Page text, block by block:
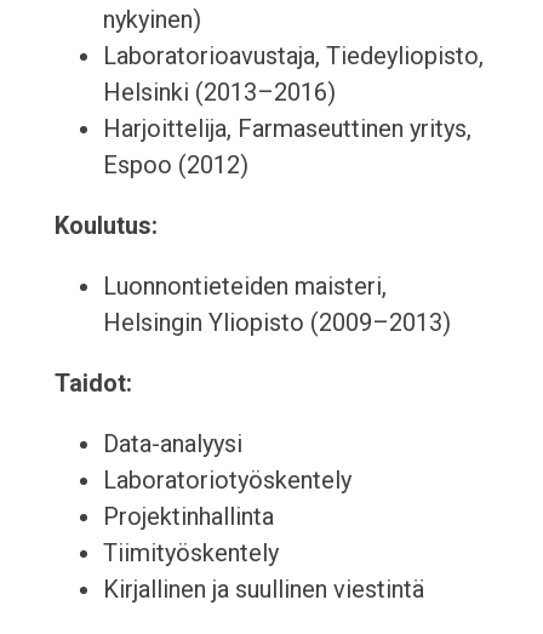
nykyinen)
Laboratorioavustaja, Tiedeyliopisto,
Helsinki (2013–2016)
Harjoittelija, Farmaseuttinen yritys,
Espoo (2012)
Koulutus:
Luonnontieteiden maisteri,
Helsingin Yliopisto (2009–2013)
Taidot:
Data-analyysi
Laboratoriotyöskentely
Projektinhallinta
Tiimityöskentely
Kirjallinen ja suullinen viestintä